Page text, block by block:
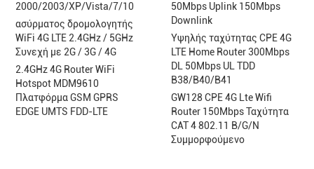
2000/2003/XP/Vista/7/10
ασύρματος δρομολογητής
WiFi 4G LTE 2.4GHz / 5GHz
Συνεχή με 2G / 3G / 4G
2.4GHz 4G Router WiFi
Hotspot MDM9610
Πλατφόρμα GSM GPRS
EDGE UMTS FDD-LTE
50Mbps Uplink 150Mbps
Downlink
Υψηλής ταχύτητας CPE 4G
LTE Home Router 300Mbps
DL 50Mbps UL TDD
B38/B40/B41
GW128 CPE 4G Lte Wifi
Router 150Mbps Ταχύτητα
CAT 4 802.11 B/G/N
Συμμορφούμενο